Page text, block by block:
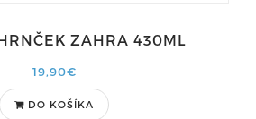
ZAHRA 430ML
19,90€
DO KOŠÍKA